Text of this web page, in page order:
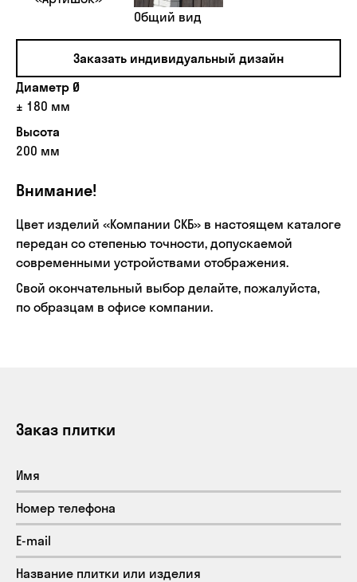
Общий вид
Заказать индивидуальный дизайн
Диаметр Ø
± 180 мм
Высота
200 мм
Внимание!
Цвет изделий «Компании СКБ» в настоящем каталоге
передан со степенью точности, допускаемой
современными устройствами отображения.
Свой окончательный выбор делайте, пожалуйста,
по образцам в офисе компании.
Заказ плитки